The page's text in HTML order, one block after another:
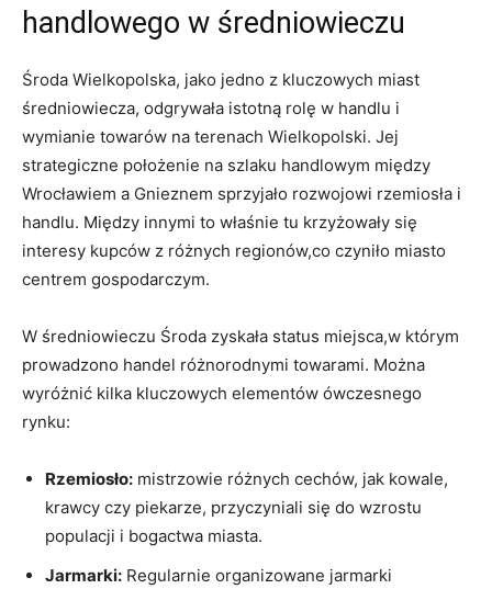
handlowego w średniowieczu
Środa Wielkopolska, jako jedno z kluczowych miast
średniowiecza, odgrywała istotną rolę w handlu i
wymianie towarów na terenach Wielkopolski. Jej
strategiczne położenie na szlaku handlowym między
Wrocławiem a Gnieznem sprzyjało rozwojowi rzemiosła i
handlu. Między innymi to właśnie tu krzyżowały się
interesy kupców z różnych regionów,co czyniło miasto
centrem gospodarczym.
W średniowieczu Środa zyskała status miejsca,w którym
prowadzono handel różnorodnymi towarami. Można
wyróżnić kilka kluczowych elementów ówczesnego
rynku:
Rzemiosło: mistrzowie różnych cechów, jak kowale,
krawcy czy piekarze, przyczyniali się do wzrostu
populacji i bogactwa miasta.
Jarmarki: Regularnie organizowane jarmarki